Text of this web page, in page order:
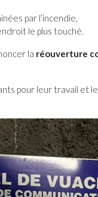
par l’incendie,
le plus touché.
la réouverture
pour leur travail et